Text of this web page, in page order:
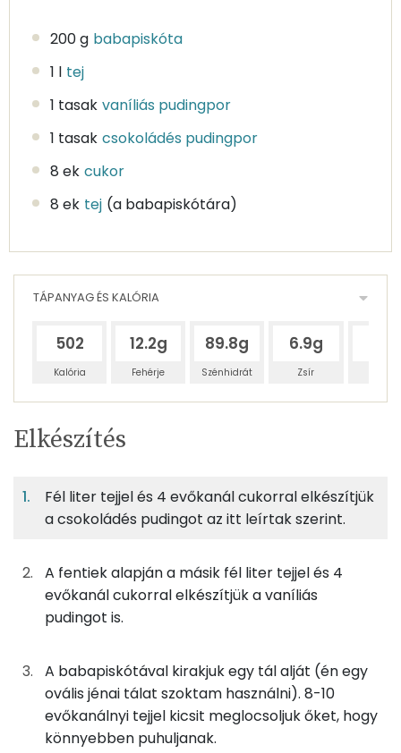
200 g babapiskóta
1 l tej
1 tasak vaníliás pudingpor
1 tasak csokoládés pudingpor
8 ek cukor
8 ek tej (a babapiskótára)
TÁPANYAG ÉS KALÓRIA
502
Kalória
12.2g
Fehérje
89.8g
Szénhidrát
6.9g
Zsír
Egy
adagban
11%
Fehérje
81%
Szénhidrát
6%
50gbabapiskóta
188 kcal
250gtej
43 kcal
11g csokoládés pudingpor
43 kcal
20gcukor
TÁPANYAGTARTALOM
Egy
adagban
4
adagban
100
grammban
11%
Fehérje
81%
Szénhidrát
6%
Zsír
2%
Víz
TOP ásványi anyagok
Nátrium
Foszfor
Elkészítés
Fél liter tejjel és 4 evőkanál cukorral elkészítjük
a csokoládés pudingot az itt leírtak szerint.
A fentiek alapján a másik fél liter tejjel és 4
evőkanál cukorral elkészítjük a vaníliás
pudingot is.
A babapiskótával kirakjuk egy tál alját (én egy
ovális jénai tálat szoktam használni). 8-10
evőkanálnyi tejjel kicsit meglocsoljuk őket, hogy
könnyebben puhuljanak.